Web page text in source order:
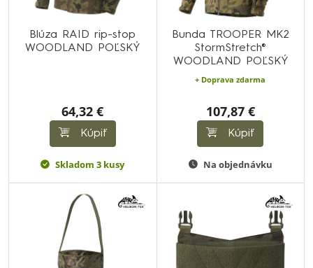
Blúza RAID rip-stop
WOODLAND POĽSKÝ
64,32 €
Kúpiť
Skladom 3 kusy
Bunda TROOPER MK2
StormStretch®
WOODLAND POĽSKÝ
+ Doprava zdarma
107,87 €
Kúpiť
Na objednávku